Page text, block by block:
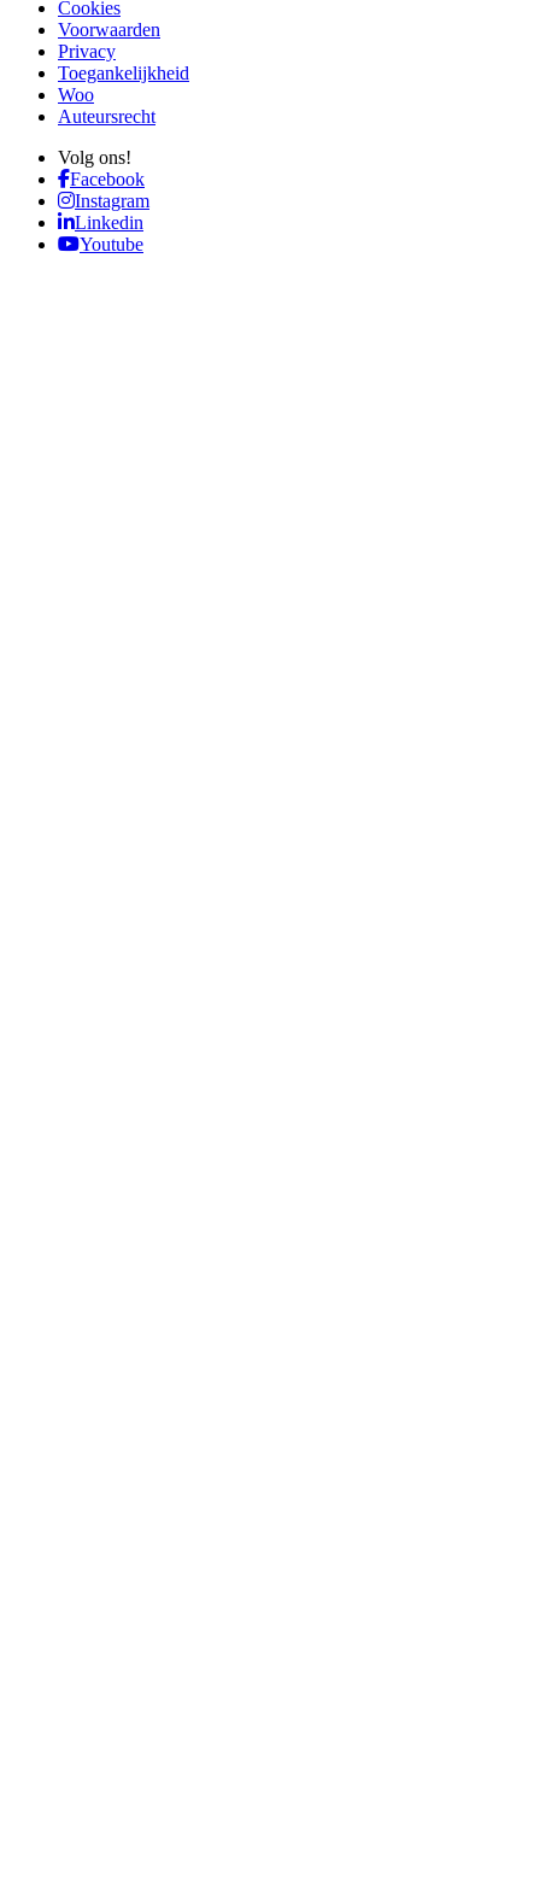
Cookies
Voorwaarden
Privacy
Toegankelijkheid
Woo
Auteursrecht
Volg ons!
Facebook
Instagram
Linkedin
Youtube